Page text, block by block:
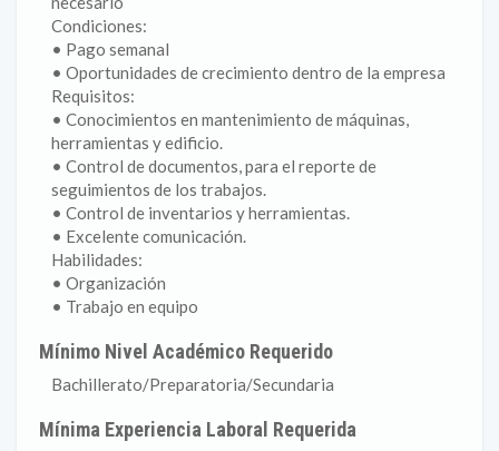
Condiciones:
• Pago semanal
• Oportunidades de crecimiento dentro de la empresa
Requisitos:
• Conocimientos en mantenimiento de máquinas,
herramientas y edificio.
• Control de documentos, para el reporte de
seguimientos de los trabajos.
• Control de inventarios y herramientas.
• Excelente comunicación.
Habilidades:
• Organización
• Trabajo en equipo
Mínimo Nivel Académico Requerido
Bachillerato/Preparatoria/Secundaria
Mínima Experiencia Laboral Requerida